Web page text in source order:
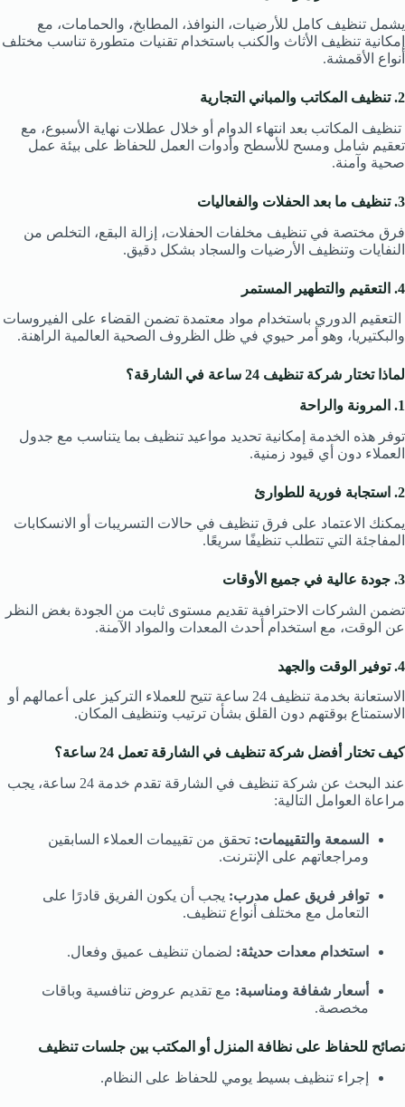
يشمل تنظيف كامل للأرضيات، النوافذ، المطابخ، والحمامات، مع
إمكانية تنظيف الأثاث والكنب باستخدام تقنيات متطورة تناسب مختلف
أنواع الأقمشة.
2. تنظيف المكاتب والمباني التجارية
تنظيف المكاتب بعد انتهاء الدوام أو خلال عطلات نهاية الأسبوع، مع
تعقيم شامل ومسح للأسطح وأدوات العمل للحفاظ على بيئة عمل
صحية وآمنة.
3. تنظيف ما بعد الحفلات والفعاليات
فرق مختصة في تنظيف مخلفات الحفلات، إزالة البقع، التخلص من
النفايات وتنظيف الأرضيات والسجاد بشكل دقيق.
4. التعقيم والتطهير المستمر
التعقيم الدوري باستخدام مواد معتمدة تضمن القضاء على الفيروسات
والبكتيريا، وهو أمر حيوي في ظل الظروف الصحية العالمية الراهنة.
لماذا تختار شركة تنظيف 24 ساعة في الشارقة؟
1. المرونة والراحة
توفر هذه الخدمة إمكانية تحديد مواعيد تنظيف بما يتناسب مع جدول
العملاء دون أي قيود زمنية.
2. استجابة فورية للطوارئ
يمكنك الاعتماد على فرق تنظيف في حالات التسريبات أو الانسكابات
المفاجئة التي تتطلب تنظيفًا سريعًا.
3. جودة عالية في جميع الأوقات
تضمن الشركات الاحترافية تقديم مستوى ثابت من الجودة بغض النظر
عن الوقت، مع استخدام أحدث المعدات والمواد الآمنة.
4. توفير الوقت والجهد
الاستعانة بخدمة تنظيف 24 ساعة تتيح للعملاء التركيز على أعمالهم أو
الاستمتاع بوقتهم دون القلق بشأن ترتيب وتنظيف المكان.
كيف تختار أفضل شركة تنظيف في الشارقة تعمل 24 ساعة؟
عند البحث عن شركة تنظيف في الشارقة تقدم خدمة 24 ساعة، يجب
مراعاة العوامل التالية:
السمعة والتقييمات: تحقق من تقييمات العملاء السابقين
ومراجعاتهم على الإنترنت.
توافر فريق عمل مدرب: يجب أن يكون الفريق قادرًا على
التعامل مع مختلف أنواع تنظيف.
استخدام معدات حديثة: لضمان تنظيف عميق وفعال.
أسعار شفافة ومناسبة: مع تقديم عروض تنافسية وباقات
مخصصة.
نصائح للحفاظ على نظافة المنزل أو المكتب بين جلسات تنظيف
إجراء تنظيف بسيط يومي للحفاظ على النظام.